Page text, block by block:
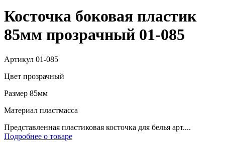
Косточка боковая пластик
85мм прозрачный 01-085
Артикул 01-085
Цвет прозрачный
Размер 85мм
Материал пластмасса
Представленная пластиковая косточка для белья арт....
Подробнее о товаре